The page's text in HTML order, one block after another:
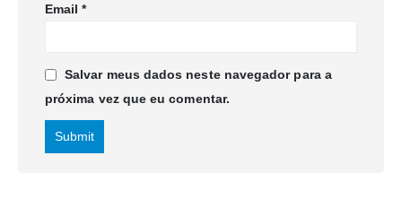
Email*
Salvar meus dados neste navegador para a
próxima vez que eu comentar.